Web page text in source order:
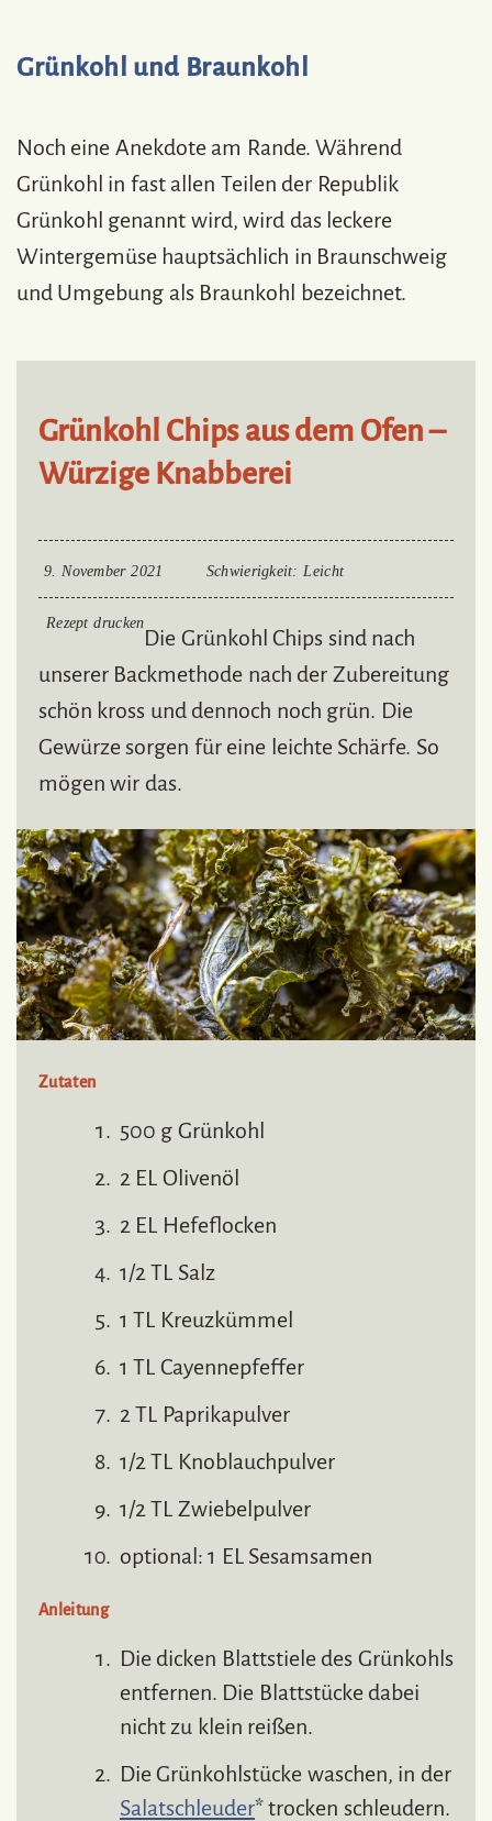
Grünkohl und Braunkohl
Noch eine Anekdote am Rande. Während
Grünkohl in fast allen Teilen der Republik
Grünkohl genannt wird, wird das leckere
Wintergemüse hauptsächlich in Braunschweig
und Umgebung als Braunkohl bezeichnet.
Grünkohl Chips aus dem Ofen –
Würzige Knabberei
9. November 2021 Schwierigkeit: Leicht
Rezept drucken
Die Grünkohl Chips sind nach
unserer Backmethode nach der Zubereitung
schön kross und dennoch noch grün. Die
Gewürze sorgen für eine leichte Schärfe. So
mögen wir das.
Zutaten
500 g Grünkohl
2 EL Olivenöl
2 EL Hefeflocken
1/2 TL Salz
1 TL Kreuzkümmel
1 TL Cayennepfeffer
2 TL Paprikapulver
1/2 TL Knoblauchpulver
1/2 TL Zwiebelpulver
optional: 1 EL Sesamsamen
Anleitung
Die dicken Blattstiele des Grünkohls
entfernen. Die Blattstücke dabei
nicht zu klein reißen.
Die Grünkohlstücke waschen, in der
Salatschleuder* trocken schleudern.